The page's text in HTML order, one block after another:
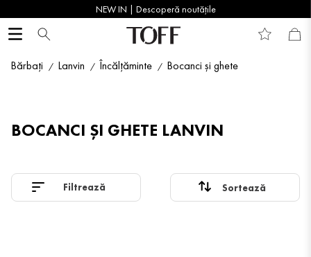
NEW IN | Descoperă noutățile
Bărbați Lanvin Încălțăminte Bocanci și ghete
BOCANCI ȘI GHETE LANVIN
Filtrează